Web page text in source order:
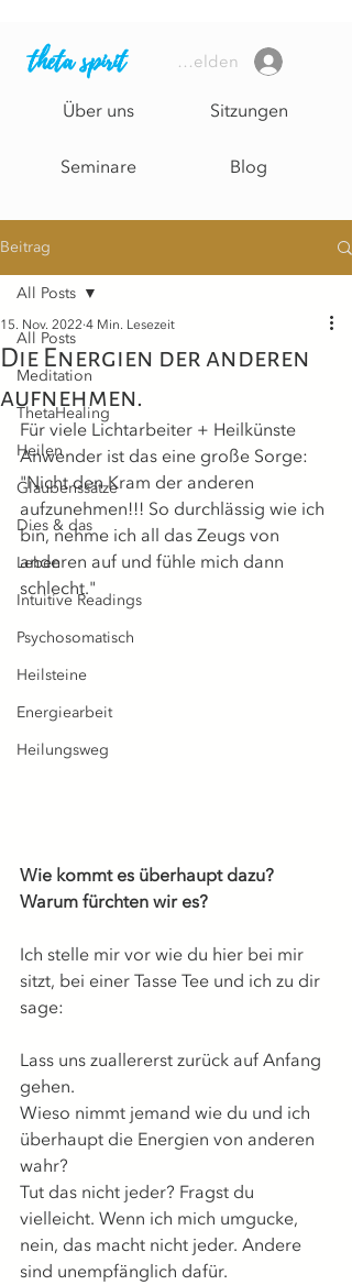
theta spirit
Über uns
Seminare
Sitzungen
Blog
Anmelden
Beitrag
All Posts
Meditation
ThetaHealing
Heilen
Glaubenssätze
Dies & das
Leben
Intuitive Readings
Psychosomatisch
Heilsteine
Energiearbeit
Heilungsweg
All Posts
Die Energien der anderen
aufnehmen.
15. Nov. 2022 4 Min. Lesezeit
Für viele Lichtarbeiter + Heilkünste
Anwender ist das eine große Sorge:
"Nicht den Kram der anderen
aufzunehmen!!! So durchlässig wie ich
bin, nehme ich all das Zeugs von
anderen auf und fühle mich dann
schlecht."
Wie kommt es überhaupt dazu?
Warum fürchten wir es?
Ich stelle mir vor wie du hier bei mir
sitzt, bei einer Tasse Tee und ich zu dir
sage:
Lass uns zuallererst zurück auf Anfang
gehen.
Wieso nimmt jemand wie du und ich
überhaupt die Energien von anderen
wahr?
Tut das nicht jeder? Fragst du
vielleicht. Wenn ich mich umgucke,
nein, das macht nicht jeder. Andere
sind unempfänglich dafür.